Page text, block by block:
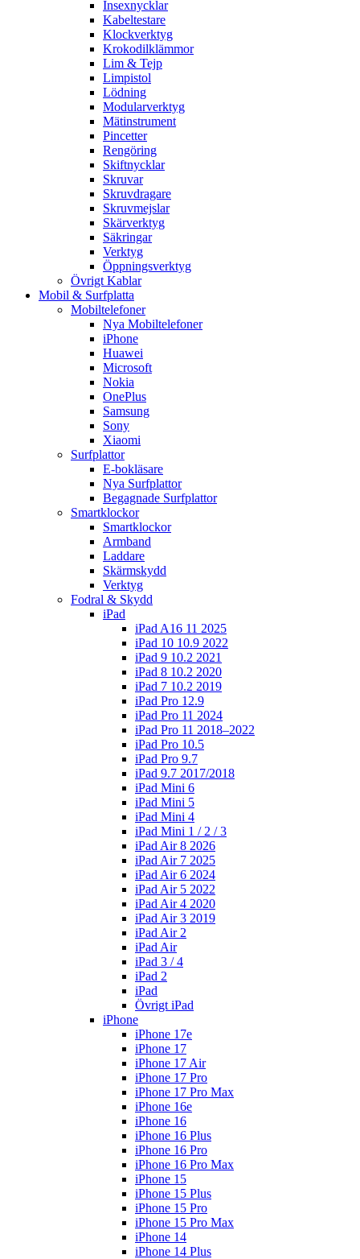
Insexnycklar
Kabeltestare
Klockverktyg
Krokodilklämmor
Lim & Tejp
Limpistol
Lödning
Modularverktyg
Mätinstrument
Pincetter
Rengöring
Skiftnycklar
Skruvar
Skruvdragare
Skruvmejslar
Skärverktyg
Säkringar
Verktyg
Öppningsverktyg
Övrigt Kablar
Mobil & Surfplatta
Mobiltelefoner
Nya Mobiltelefoner
iPhone
Huawei
Microsoft
Nokia
OnePlus
Samsung
Sony
Xiaomi
Surfplattor
E-bokläsare
Nya Surfplattor
Begagnade Surfplattor
Smartklockor
Smartklockor
Armband
Laddare
Skärmskydd
Verktyg
Fodral & Skydd
iPad
iPad A16 11 2025
iPad 10 10.9 2022
iPad 9 10.2 2021
iPad 8 10.2 2020
iPad 7 10.2 2019
iPad Pro 12.9
iPad Pro 11 2024
iPad Pro 11 2018–2022
iPad Pro 10.5
iPad Pro 9.7
iPad 9.7 2017/2018
iPad Mini 6
iPad Mini 5
iPad Mini 4
iPad Mini 1 / 2 / 3
iPad Air 8 2026
iPad Air 7 2025
iPad Air 6 2024
iPad Air 5 2022
iPad Air 4 2020
iPad Air 3 2019
iPad Air 2
iPad Air
iPad 3 / 4
iPad 2
iPad
Övrigt iPad
iPhone
iPhone 17e
iPhone 17
iPhone 17 Air
iPhone 17 Pro
iPhone 17 Pro Max
iPhone 16e
iPhone 16
iPhone 16 Plus
iPhone 16 Pro
iPhone 16 Pro Max
iPhone 15
iPhone 15 Plus
iPhone 15 Pro
iPhone 15 Pro Max
iPhone 14
iPhone 14 Plus